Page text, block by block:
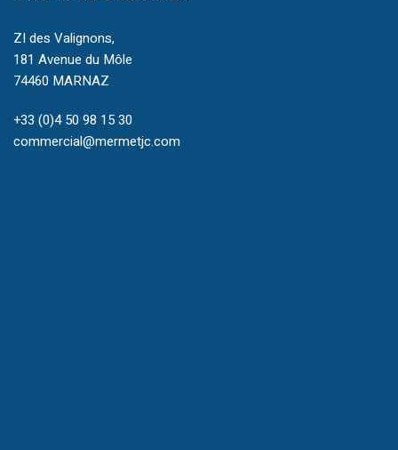
ZI des Valignons,
181 Avenue du Môle
74460 MARNAZ
+33 (0)4 50 98 15 30
commercial@mermetjc.com